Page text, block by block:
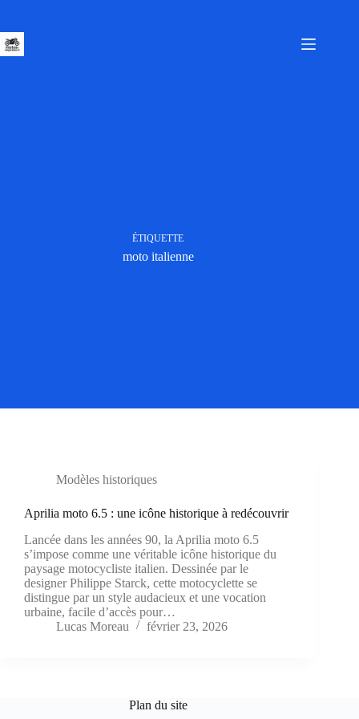
contenu
ÉTIQUETTE
moto italienne
Modèles historiques
Aprilia moto 6.5 : une icône historique à redécouvrir
Lancée dans les années 90, la Aprilia moto 6.5
s’impose comme une véritable icône historique du
paysage motocycliste italien. Dessinée par le
designer Philippe Starck, cette motocyclette se
distingue par un style audacieux et une vocation
urbaine, facile d’accès pour…
Lucas Moreau
février 23, 2026
Plan du site